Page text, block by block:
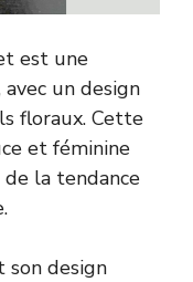
est une
un design
floraux. Cette
et féminine
la tendance
son design